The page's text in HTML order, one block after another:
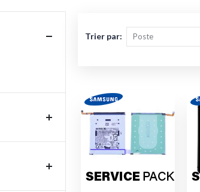
Trier par